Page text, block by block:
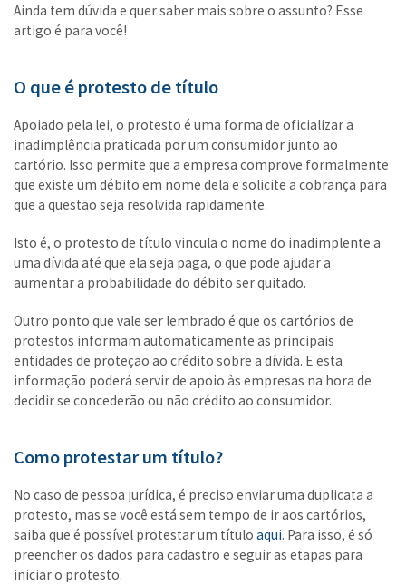
Ainda tem dúvida e quer saber mais sobre o assunto? Esse
artigo é para você!
O que é protesto de título
Apoiado pela lei, o protesto é uma forma de oficializar a
inadimplência praticada por um consumidor junto ao
cartório. Isso permite que a empresa comprove formalmente
que existe um débito em nome dela e solicite a cobrança para
que a questão seja resolvida rapidamente.
Isto é, o protesto de título vincula o nome do inadimplente a
uma dívida até que ela seja paga, o que pode ajudar a
aumentar a probabilidade do débito ser quitado.
Outro ponto que vale ser lembrado é que os cartórios de
protestos informam automaticamente as principais
entidades de proteção ao crédito sobre a dívida. E esta
informação poderá servir de apoio às empresas na hora de
decidir se concederão ou não crédito ao consumidor.
Como protestar um título?
No caso de pessoa jurídica, é preciso enviar uma duplicata a
protesto, mas se você está sem tempo de ir aos cartórios,
saiba que é possível protestar um título aqui. Para isso, é só
preencher os dados para cadastro e seguir as etapas para
iniciar o protesto.